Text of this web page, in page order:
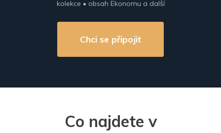
kolekce • obsah Ekonomu a další
Chci se připojit
Co najdete v